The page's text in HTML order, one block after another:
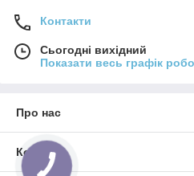
Контакти
Сьогодні вихідний
Показати весь графік
Про нас
Контакти